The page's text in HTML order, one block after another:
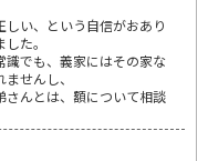
い、という自信がおあり
た。
識でも、義家にはその家な
せんし、
さんとは、額について相談